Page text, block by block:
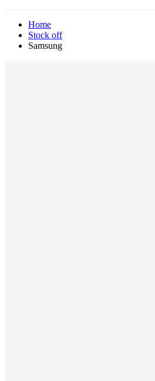
Home
Stock off
Samsung